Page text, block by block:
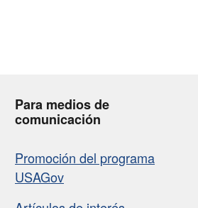
Para medios de
comunicación
Promoción del programa
USAGov